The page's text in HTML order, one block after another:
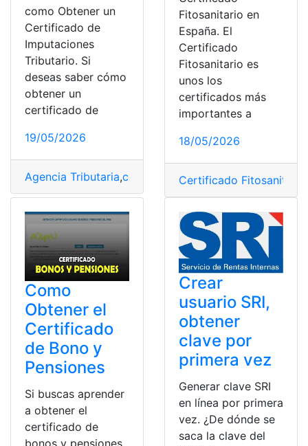
como Obtener un
Certificado de
Imputaciones
Tributario. Si
deseas saber cómo
obtener un
certificado de
19/05/2026
Agencia Tributaria,certificado ,España,Imputaciones
Fitosanitario en
España. El
Certificado
Fitosanitario es
unos los
certificados más
importantes a
18/05/2026
Certificado Fitosanitario
Como
Obtener el
Certificado
de Bono y
Pensiones
Si buscas aprender
a obtener el
certificado de
Crear
usuario SRI,
obtener
clave por
primera vez
Generar clave SRI
en línea por primera
vez. ¿De dónde se
saca la clave del